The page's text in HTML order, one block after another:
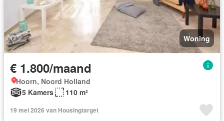
Woning
€ 1.800/maand
Hoorn, Noord Holland
5 Kamers
110 m²
19 mei 2026 van Housingtarget